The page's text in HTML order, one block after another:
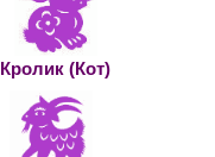
Кролик (Кот)